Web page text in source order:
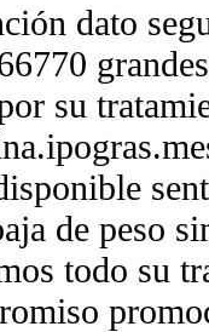
dato
su
de peso
todo su